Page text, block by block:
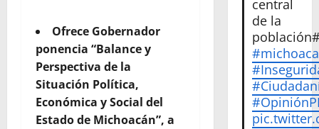
Ofrece Gobernador
ponencia “Balance y
Perspectiva de la
Situación Política,
Económica y Social del
Estado de Michoacán”, a
central
de la